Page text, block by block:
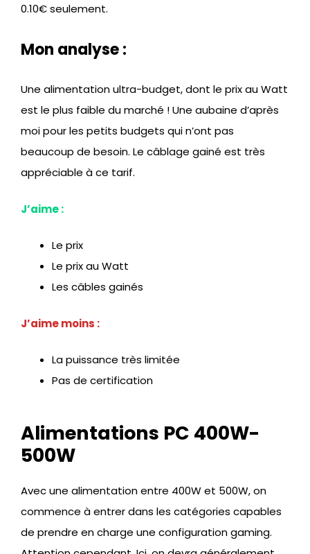
0.10€ seulement.
Mon analyse :
Une alimentation ultra-budget, dont le prix au Watt
est le plus faible du marché ! Une aubaine d’après
moi pour les petits budgets qui n’ont pas
beaucoup de besoin. Le câblage gainé est très
appréciable à ce tarif.
J’aime :
Le prix
Le prix au Watt
Les câbles gainés
J’aime moins :
La puissance très limitée
Pas de certification
Alimentations PC 400W-
500W
Avec une alimentation entre 400W et 500W, on
commence à entrer dans les catégories capables
de prendre en charge une configuration gaming.